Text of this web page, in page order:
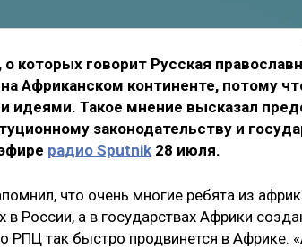
которых говорит Русская
Африканском континенте, потому
идеями. Такое мнение высказал
законодательству и
радио Sputnik 28 июля.
что очень многие ребята из
в России, а в государствах Африки
РПЦ так быстро продвинется в Африке.